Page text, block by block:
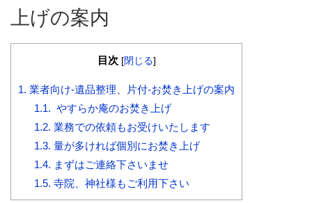
上げの案内
目次 [閉じる]
1. 業者向け-遺品整理、片付-お焚き上げの案内
1.1. やすらか庵のお焚き上げ
1.2. 業務での依頼もお受けいたします
1.3. 量が多ければ個別にお焚き上げ
1.4. まずはご連絡下さいませ
1.5. 寺院、神社様もご利用下さい